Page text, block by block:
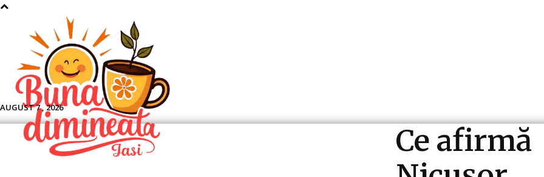
AUGUST 7 , 2026
Ce afirmă